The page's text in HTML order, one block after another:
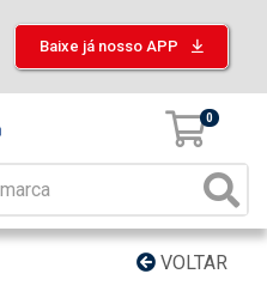
Baixe já nosso APP
0
VOLTAR